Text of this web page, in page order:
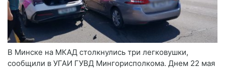
В Минске на МКАД столкнулись три легковушки,
сообщили в УГАИ ГУВД Мингорисполкома. Днем 22 мая